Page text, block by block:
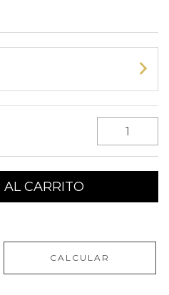
CALCULAR